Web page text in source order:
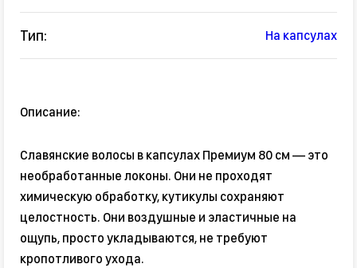
Тип: На капсулах
Описание:
Славянские волосы в капсулах Премиум 80 см — это
необработанные локоны. Они не проходят
химическую обработку, кутикулы сохраняют
целостность. Они воздушные и эластичные на
ощупь, просто укладываются, не требуют
кропотливого ухода.